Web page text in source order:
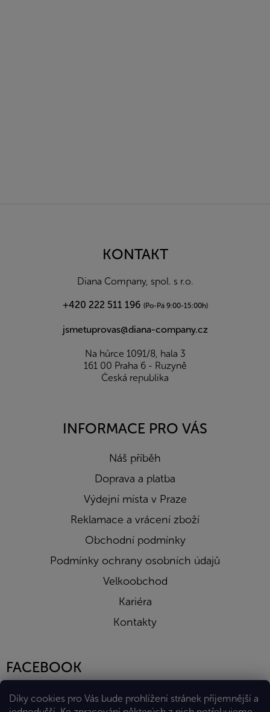
Díky cookies pro Vás bude prohlížení stránek příjemnější a
KONTAKT
Diana Company, spol. s r.o.
+420 222 511 196 (Po-Pá 9:00-15:00h)
jsmetuprovas@diana-company.cz
Na hůrce 1091/8, hala 3
161 00 Praha 6 - Ruzyně
Česká republika
INFORMACE PRO VÁS
Náš příběh
Doprava a platba
Výdejní místa v Praze
Reklamace a vrácení zboží
Obchodní podmínky
Podmínky ochrany osobních údajů
Velkoobchod
Kariéra
Kontakty
FACEBOOK